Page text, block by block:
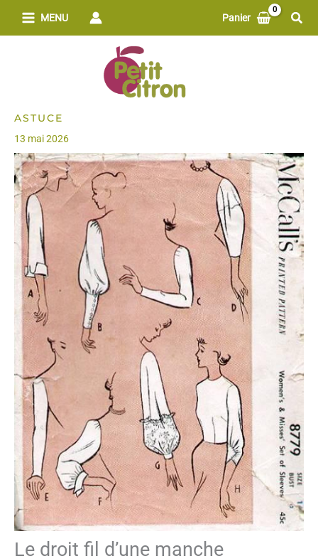
MENU Panier
ASTUCE
13 mai 2026
Le droit fil d’une manche